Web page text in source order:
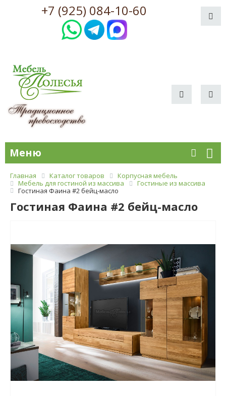
+7 (925) 084-10-60
Меню
Главная Каталог товаров
Корпусная мебель
Мебель для гостиной из массива
Гостиные из массива
Гостиная Фаина #2 бейц-масло
Гостиная Фаина #2 бейц-масло